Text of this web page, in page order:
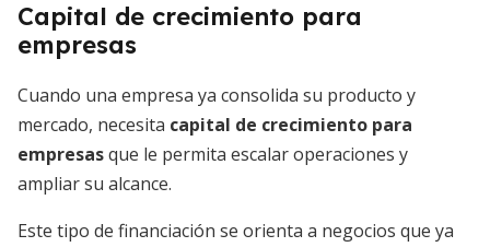
Capital de crecimiento para
empresas
Cuando una empresa ya consolida su producto y
mercado, necesita capital de crecimiento para
empresasque le permita escalar operaciones y
ampliar su alcance.
Este tipo de financiación se orienta a negocios que ya